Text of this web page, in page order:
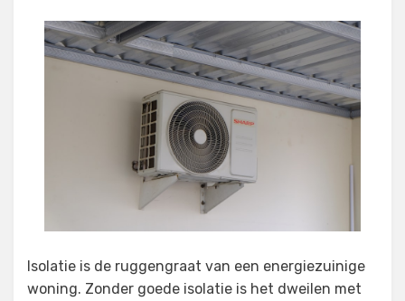
Isolatie is de ruggengraat van een energiezuinige
woning. Zonder goede isolatie is het dweilen met